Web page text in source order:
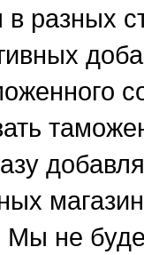
разных
Мы не